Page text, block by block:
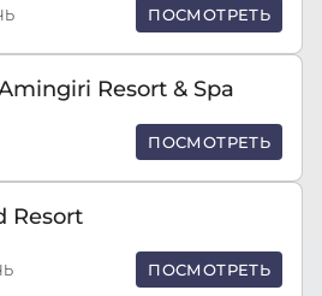
ПОСМОТРЕТЬ
Resort & Spa
ПОСМОТРЕТЬ
Resort
ПОСМОТРЕТЬ